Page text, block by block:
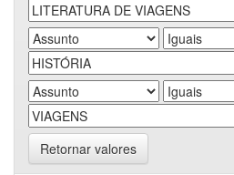
Retornar valores